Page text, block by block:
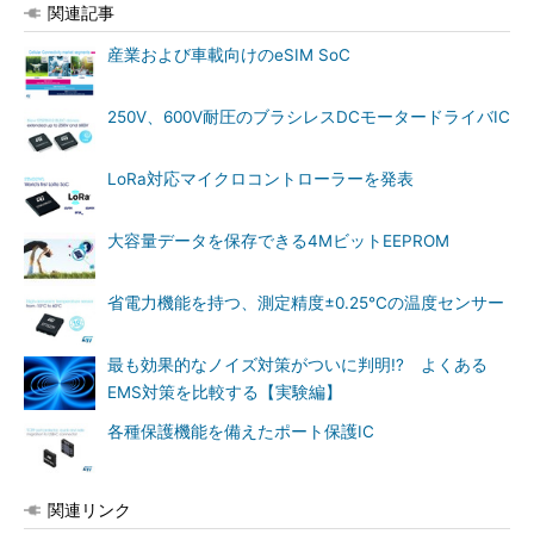
関連記事
産業および車載向けのeSIM SoC
250V、600V耐圧のブラシレスDCモータードライバIC
LoRa対応マイクロコントローラーを発表
大容量データを保存できる4MビットEEPROM
省電力機能を持つ、測定精度±0.25℃の温度センサー
最も効果的なノイズ対策がついに判明!? よくある
EMS対策を比較する【実験編】
各種保護機能を備えたポート保護IC
関連リンク